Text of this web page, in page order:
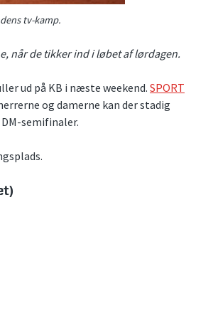
tv-kamp.
når de tikker ind i løbet af lørdagen.
ud på KB i næste weekend. SPORT
og damerne kan der stadig
semifinaler.